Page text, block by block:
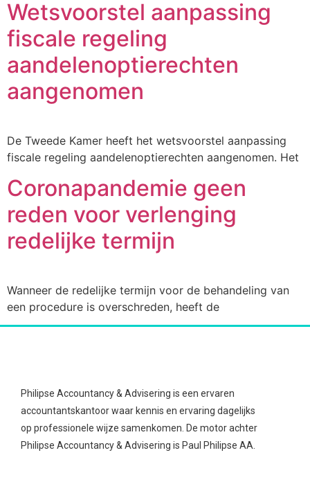
Wetsvoorstel aanpassing
fiscale regeling
aandelenoptierechten
aangenomen
De Tweede Kamer heeft het wetsvoorstel aanpassing
fiscale regeling aandelenoptierechten aangenomen. Het
Coronapandemie geen
reden voor verlenging
redelijke termijn
Wanneer de redelijke termijn voor de behandeling van
een procedure is overschreden, heeft de
Philipse Accountancy & Advisering is een ervaren
accountantskantoor waar kennis en ervaring dagelijks
op professionele wijze samenkomen. De motor achter
Philipse Accountancy & Advisering is Paul Philipse AA.